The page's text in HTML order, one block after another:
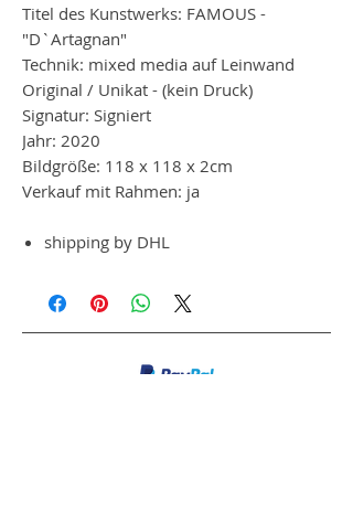
Titel des Kunstwerks: FAMOUS -
"D`Artagnan"
Technik: mixed media auf Leinwand
Original / Unikat - (kein Druck)
Signatur: Signiert
Jahr: 2020
Bildgröße: 118 x 118 x 2cm
Verkauf mit Rahmen: ja
shipping by DHL